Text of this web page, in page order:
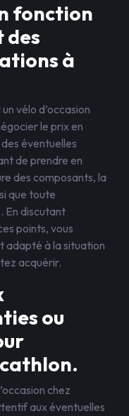
fonction
des
à
vélo d’occasion
le prix en
éventuelles
de prendre en
des composants, la
que toute
En discutant
points, vous
adapté à la situation
acquérir.
ou
chez
aux éventuelles